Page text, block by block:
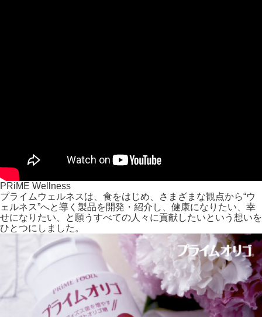
PRiME Wellness
プライムウェルネスは、食をはじめ、さまざまな観点から“ウ
ェルネス”へと導く製品を開発・紹介し、 健康になりたい、幸
せになりたい、と願うすべての人々に貢献したいという想いを
ひとつにしました。